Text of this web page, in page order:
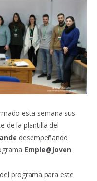
esta semana sus
de la plantilla del
desempeñando
Emple@Joven.
programa para este